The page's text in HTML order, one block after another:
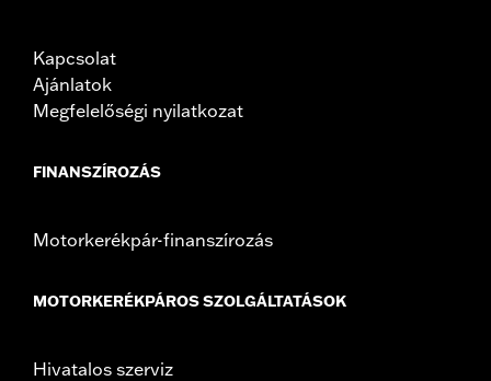
Kapcsolat
Ajánlatok
Megfelelőségi nyilatkozat
FINANSZÍROZÁS
Motorkerékpár-finanszírozás
MOTORKERÉKPÁROS SZOLGÁLTATÁSOK
Hivatalos szerviz